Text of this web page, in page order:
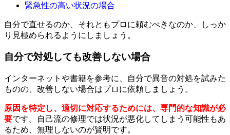
緊急性の高い状況の場合
自分で直せるのか、それともプロに頼むべきなのか、しっか
り見極められるようにしましょう。
自分で対処しても改善しない場合
インターネットや書籍を参考に、自分で異音の対処を試みた
ものの、改善しない場合はプロに依頼しましょう。
原因を特定し、適切に対応するためには、専門的な知識が必
要です。自己流の修理では状況が悪化してしまう可能性もあ
るため、無理しないのが賢明です。